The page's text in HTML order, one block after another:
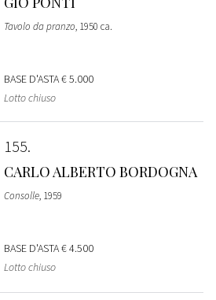
Tavolo da pranzo, 1950 ca.
BASE D'ASTA€ 5.000
Lotto chiuso
155
CARLO ALBERTO BORDOGNA
Consolle, 1959
BASE D'ASTA€ 4.500
Lotto chiuso